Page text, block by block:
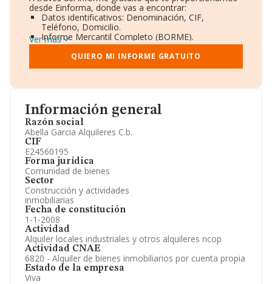
Información general
Razón social
Abella Garcia Alquileres C.b.
CIF
E24560195
Forma jurídica
Comunidad de bienes
Sector
Construcción y actividades
inmobiliarias
Fecha de constitución
1-1-2008
Actividad
Alquiler locales industriales y otros alquileres ncop
Actividad CNAE
6820 - Alquiler de bienes inmobiliarios por cuenta propia
Estado de la empresa
Viva
desde Einforma, donde vas a encontrar:
Datos identificativos: Denominación, CIF,
Teléfono, Domicilio.
Informe Mercantil Completo (BORME).
Gráficos de Evolución Ventas y Empleados.
Consejo de Administración y Administradores.
Directivos y Ejecutivos.
Información oficial y registral complementaria.
Ver más
QUIERO MI INFORME GRATUITO